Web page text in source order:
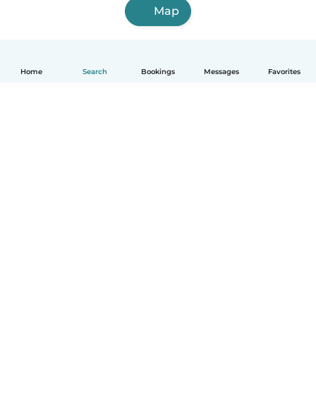
Home Search Bookings Messages Favorites
Map